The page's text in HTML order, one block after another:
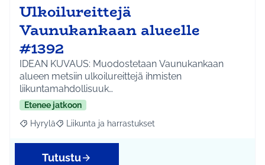
Ulkoilureittejä
Vaunukankaan alueelle
#1392
IDEAN KUVAUS: Muodostetaan Vaunukankaan
alueen metsiin ulkoilureittejä ihmisten
liikuntamahdollisuuk…
Etenee jatkoon
Rajaa tulokset aihepiirin mukaan: Hyrylä
Hyrylä Rajaa tulokset teeman mukaan: Liikunta ja
Liikunta ja harrastukset
Tutustu